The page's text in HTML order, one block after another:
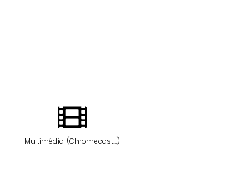
Multimédia (Chromecast…)